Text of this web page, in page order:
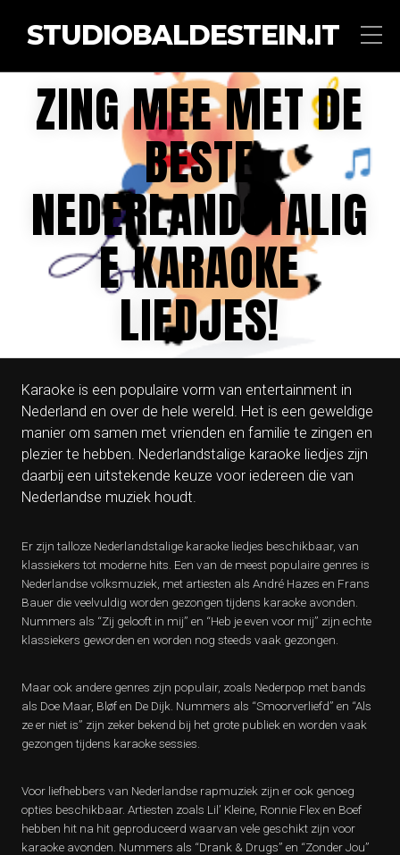
STUDIOBALDESTEIN.IT
ZING MEE MET DE
BESTE
NEDERLANDSTALIG
E KARAOKE
LIEDJES!
Karaoke is een populaire vorm van entertainment in
Nederland en over de hele wereld. Het is een geweldige
manier om samen met vrienden en familie te zingen en
plezier te hebben. Nederlandstalige karaoke liedjes zijn
daarbij een uitstekende keuze voor iedereen die van
Nederlandse muziek houdt.
Er zijn talloze Nederlandstalige karaoke liedjes beschikbaar, van
klassiekers tot moderne hits. Een van de meest populaire genres is
Nederlandse volksmuziek, met artiesten als André Hazes en Frans
Bauer die veelvuldig worden gezongen tijdens karaoke avonden.
Nummers als “Zij gelooft in mij” en “Heb je even voor mij” zijn echte
klassiekers geworden en worden nog steeds vaak gezongen.
Maar ook andere genres zijn populair, zoals Nederpop met bands
als Doe Maar, Bløf en De Dijk. Nummers als “Smoorverliefd” en “Als
ze er niet is” zijn zeker bekend bij het grote publiek en worden vaak
gezongen tijdens karaoke sessies.
Voor liefhebbers van Nederlandse rapmuziek zijn er ook genoeg
opties beschikbaar. Artiesten zoals Lil’ Kleine, Ronnie Flex en Boef
hebben hit na hit geproduceerd waarvan vele geschikt zijn voor
karaoke avonden. Nummers als “Drank & Drugs” en “Zonder Jou”